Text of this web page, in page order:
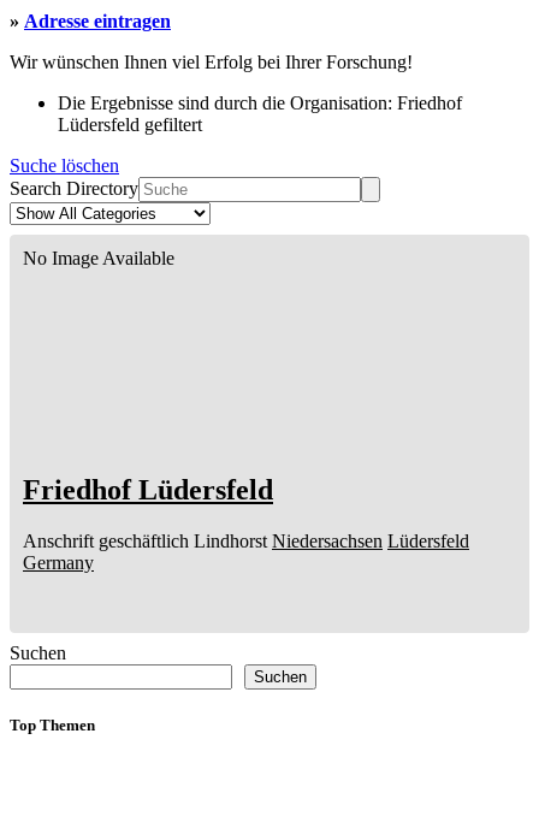
» Adresse eintragen
Wir wünschen Ihnen viel Erfolg bei Ihrer Forschung!
Die Ergebnisse sind durch die Organisation: Friedhof
Lüdersfeld gefiltert
Suche löschen
Search Directory
No Image Available
Friedhof Lüdersfeld
Anschrift geschäftlich Lindhorst Niedersachsen Lüdersfeld
Germany
Suchen
Suchen
Top Themen